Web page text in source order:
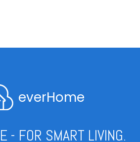
everHome
- FOR SMART LIVING.